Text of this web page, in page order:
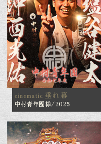
cinematic 垂れ幕
中村青年團様/2025